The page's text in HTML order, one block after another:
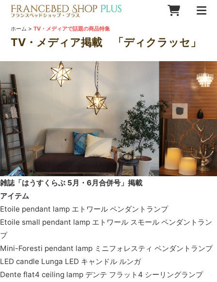
ホーム >TV・メディアで話題の商品特集
TV・メディア掲載 「ディクラッセ」
雑誌「はうすくらぶ 5月・6月合併号」掲載
アイテム
Etoile pendant lamp エトワール ペンダントランプ
Etoile small pendant lamp エトワール スモール ペンダントラン
プ
Mini-Foresti pendant lamp ミニフォレスティ ペンダントランプ
LED candle Lunga LED キャンドル ルンガ
Dente flat4 ceiling lamp デンテ フラット4 シーリングランプ